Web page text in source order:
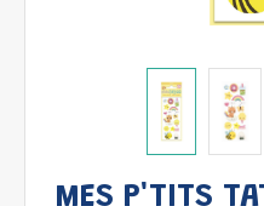
MES P'TITS